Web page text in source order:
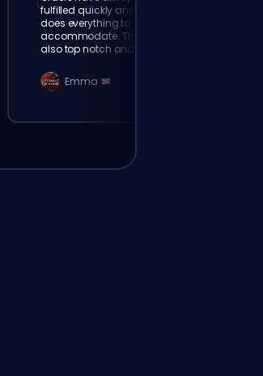
fulfilled quickly and booster
does everything to
accommodate. The support is
also top notch and responds
elokingEmma